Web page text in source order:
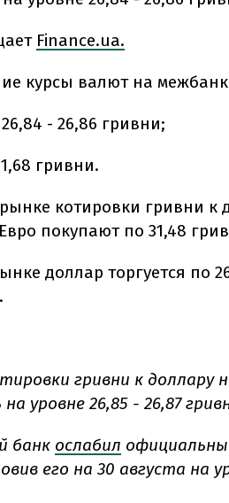
Finance.ua.
курсы валют на
- 26,86 гривни;
гривни.
котировки гривни к
покупают по 31,48
доллар торгуется по
гривни к доллару
уровне 26,85 - 26,87
банк ослабил
его на 30 августа на